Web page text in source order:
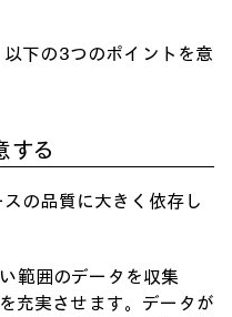
下の3つのポイントを意
する
の品質に大きく依存し
範囲のデータを収集
充実させます。データが